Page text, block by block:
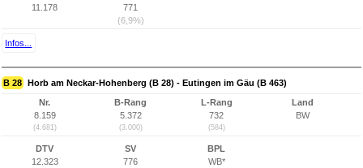
11.178
771
(6,9%)
Infos...
B 28 Horb am Neckar-Hohenberg (B 28) - Eutingen im Gäu (B 463)
Nr.
8.159
(4.681)
B-Rang
5.372
(3.000)
L-Rang
732
(584)
Land
BW
DTV
12.323
SV
776
BPL
WB*